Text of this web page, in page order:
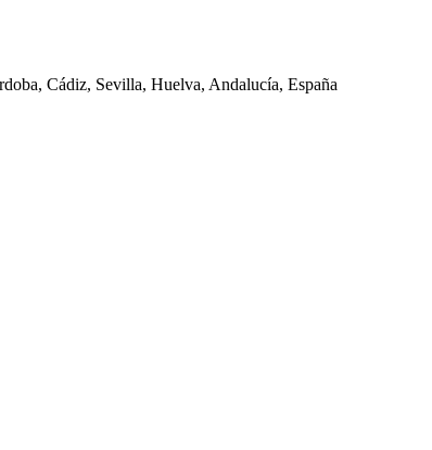
Cádiz, Sevilla, Huelva, Andalucía, España